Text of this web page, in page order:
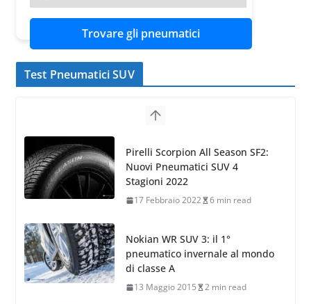
Trovare gli pneumatici
Test Pneumatici SUV
Nokian WR SUV 3: il 1°
pneumatico invernale al mondo
di classe A
13 Maggio 2015 2 min read
Nokian WR SUV 3: nuovi
Pneumatici Invernali HP per
condizioni invernali difficili
23 Aprile 2013 9 min read